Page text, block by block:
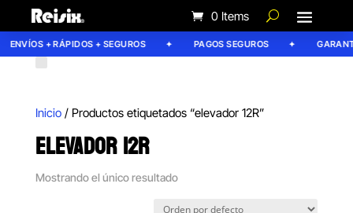
0 Items
ENVÍOS + RÁPIDOS + SEGUROS PAGOS SEGUROS
Inicio/ Productos etiquetados “elevador 12R”
ELEVADOR 12R
Mostrando el único resultado